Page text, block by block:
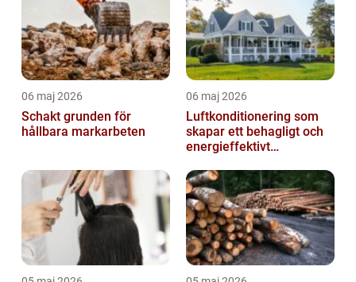
06 maj 2026
Schakt grunden för
hållbara markarbeten
06 maj 2026
Luftkonditionering som
skapar ett behagligt och
energieffektivt